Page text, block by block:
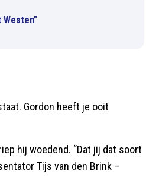
Gordon heeft je ooit
hij woedend. “Dat jij dat soort
Tijs van den Brink –